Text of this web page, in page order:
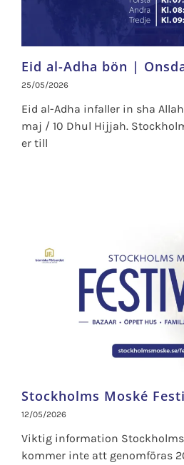
Eid al-Adha bön |
25/05/2026
Eid al-Adha infaller in sha
maj / 10 Dhul Hijjah.
er till
Stockholms Moské
12/05/2026
Viktig information Stockholms
kommer inte att genomföras